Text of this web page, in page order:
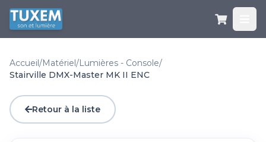
Accueil/Matériel/Lumières - Console/
Stairville DMX-Master MK II ENC
Retour à la liste